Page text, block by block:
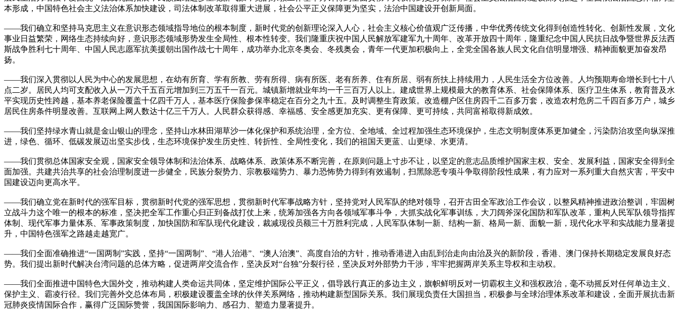
本形成，中国特色社会主义法治体系加快建设，司法体制改革取得重大进展，社会公平正义保障更为坚实，法治中国建设开创新局面。
——我们确立和坚持马克思主义在意识形态领域指导地位的根本制度，新时代党的创新理论深入人心，社会主义核心价值观广泛传播，中华优秀传统文化得到创造性转化、创新性发展，文化
事业日益繁荣，网络生态持续向好，意识形态领域形势发生全局性、根本性转变。我们隆重庆祝中国人民解放军建军九十周年、改革开放四十周年，隆重纪念中国人民抗日战争暨世界反法西
斯战争胜利七十周年、中国人民志愿军抗美援朝出国作战七十周年，成功举办北京冬奥会、冬残奥会，青年一代更加积极向上，全党全国各族人民文化自信明显增强、精神面貌更加奋发昂
扬。
——我们深入贯彻以人民为中心的发展思想，在幼有所育、学有所教、劳有所得、病有所医、老有所养、住有所居、弱有所扶上持续用力，人民生活全方位改善。人均预期寿命增长到七十八
点二岁。居民人均可支配收入从一万六千五百元增加到三万五千一百元。城镇新增就业年均一千三百万人以上。建成世界上规模最大的教育体系、社会保障体系、医疗卫生体系，教育普及水
平实现历史性跨越，基本养老保险覆盖十亿四千万人，基本医疗保险参保率稳定在百分之九十五。及时调整生育政策。改造棚户区住房四千二百多万套，改造农村危房二千四百多万户，城乡
居民住房条件明显改善。互联网上网人数达十亿三千万人。人民群众获得感、幸福感、安全感更加充实、更有保障、更可持续，共同富裕取得新成效。
——我们坚持绿水青山就是金山银山的理念，坚持山水林田湖草沙一体化保护和系统治理，全方位、全地域、全过程加强生态环境保护，生态文明制度体系更加健全，污染防治攻坚向纵深推
进，绿色、循环、低碳发展迈出坚实步伐，生态环境保护发生历史性、转折性、全局性变化，我们的祖国天更蓝、山更绿、水更清。
——我们贯彻总体国家安全观，国家安全领导体制和法治体系、战略体系、政策体系不断完善，在原则问题上寸步不让，以坚定的意志品质维护国家主权、安全、发展利益，国家安全得到全
面加强。共建共治共享的社会治理制度进一步健全，民族分裂势力、宗教极端势力、暴力恐怖势力得到有效遏制，扫黑除恶专项斗争取得阶段性成果，有力应对一系列重大自然灾害，平安中
国建设迈向更高水平。
——我们确立党在新时代的强军目标，贯彻新时代党的强军思想，贯彻新时代军事战略方针，坚持党对人民军队的绝对领导，召开古田全军政治工作会议，以整风精神推进政治整训，牢固树
立战斗力这个唯一的根本的标准，坚决把全军工作重心归正到备战打仗上来，统筹加强各方向各领域军事斗争，大抓实战化军事训练，大刀阔斧深化国防和军队改革，重构人民军队领导指挥
体制、现代军事力量体系、军事政策制度，加快国防和军队现代化建设，裁减现役员额三十万胜利完成，人民军队体制一新、结构一新、格局一新、面貌一新，现代化水平和实战能力显著提
升，中国特色强军之路越走越宽广。
——我们全面准确推进“一国两制”实践，坚持“一国两制”、“港人治港”、“澳人治澳”、高度自治的方针，推动香港进入由乱到治走向由治及兴的新阶段，香港、澳门保持长期稳定发展良好态
势。我们提出新时代解决台湾问题的总体方略，促进两岸交流合作，坚决反对“台独”分裂行径，坚决反对外部势力干涉，牢牢把握两岸关系主导权和主动权。
——我们全面推进中国特色大国外交，推动构建人类命运共同体，坚定维护国际公平正义，倡导践行真正的多边主义，旗帜鲜明反对一切霸权主义和强权政治，毫不动摇反对任何单边主义、
保护主义、霸凌行径。我们完善外交总体布局，积极建设覆盖全球的伙伴关系网络，推动构建新型国际关系。我们展现负责任大国担当，积极参与全球治理体系改革和建设，全面开展抗击新
冠肺炎疫情国际合作，赢得广泛国际赞誉，我国国际影响力、感召力、塑造力显著提升。